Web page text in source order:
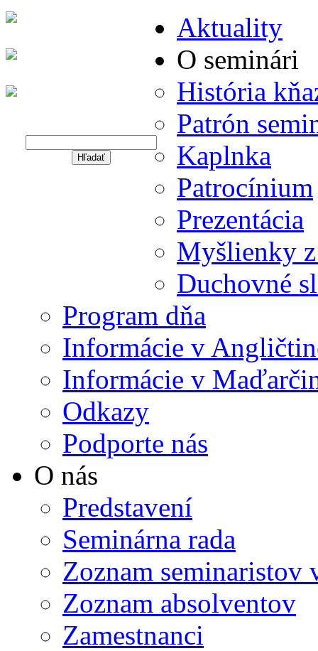
Hľadať
1229affaf81e/gojdic.sk/web/wp-
Aktuality
O seminári
História
Patrón
Kaplnka
Patrocínium
Prezentácia
Myšlienky
Duchovné
Program dňa
Informácie v
Informácie v
Odkazy
Podporte nás
O nás
Predstavení
Seminárna rada
Zoznam seminaristov
Zoznam absolventov
Zamestnanci